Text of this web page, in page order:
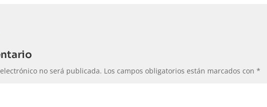
no será publicada. Los campos obligatorios están marcados con *